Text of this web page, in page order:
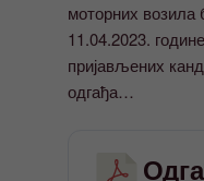
моторних возила
11.04.2023.
пријављених
одгађа…